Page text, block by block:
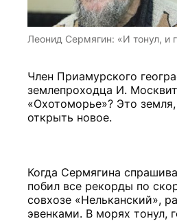
Леонид Сермягин: «И тонул, и
Член Приамурского
землепроходца И.
«Охотоморье»? Это
открыть новое.
Когда Сермягина
побил все рекорды по
совхозе «Нельканский»,
эвенками. В морях тонул,